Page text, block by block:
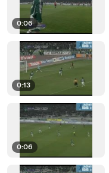
0:06
0:13
0:06